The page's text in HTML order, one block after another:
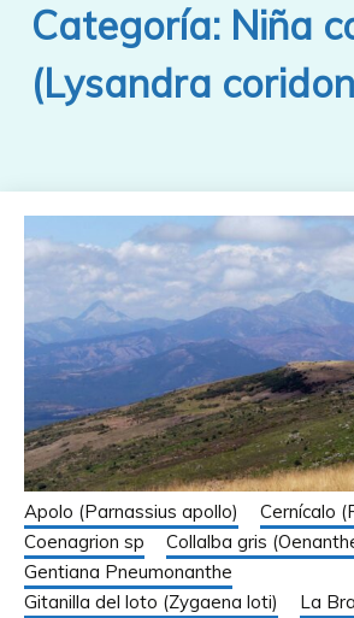
Categoría: Niña
(Lysandra
Apolo (Parnassius apollo)
Cernícalo
Coenagrion sp
Collalba gris
Gentiana Pneumonanthe
Gitanilla del loto (Zygaena loti)
La